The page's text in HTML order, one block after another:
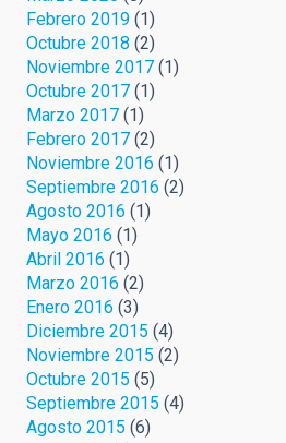
Febrero 2019 (1)
Octubre 2018 (2)
Noviembre 2017 (1)
Octubre 2017 (1)
Marzo 2017 (1)
Febrero 2017 (2)
Noviembre 2016 (1)
Septiembre 2016 (2)
Agosto 2016 (1)
Mayo 2016 (1)
Abril 2016 (1)
Marzo 2016 (2)
Enero 2016 (3)
Diciembre 2015 (4)
Noviembre 2015 (2)
Octubre 2015 (5)
Septiembre 2015 (4)
Agosto 2015 (6)